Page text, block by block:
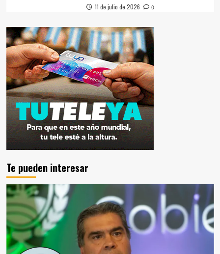
11 de julio de 2026 0
Te pueden interesar